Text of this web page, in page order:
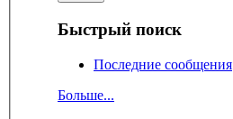
Быстрый поиск
Последние сообщения
Больше...